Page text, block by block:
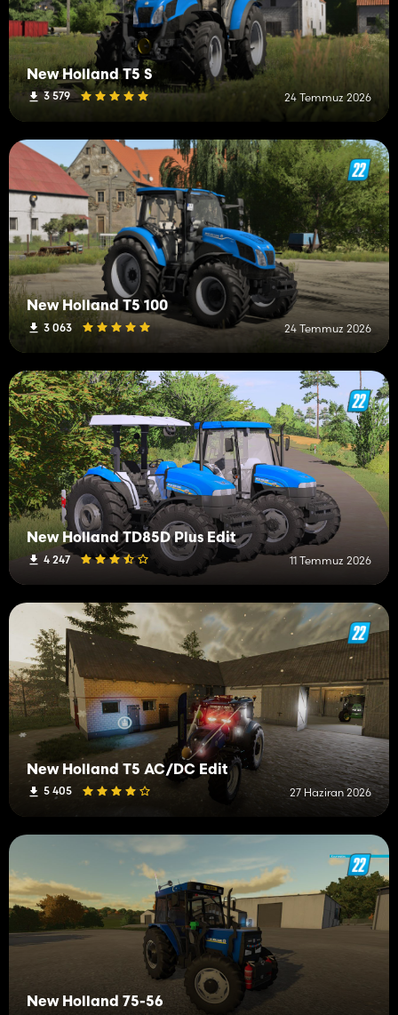
New Holland T5 S
3 579 24 Temmuz 2026
New Holland T5 100
3 063 24 Temmuz 2026
New Holland TD85D Plus Edit
4 247 11 Temmuz 2026
New Holland T5 AC/DC Edit
5 405 27 Haziran 2026
New Holland 75-56